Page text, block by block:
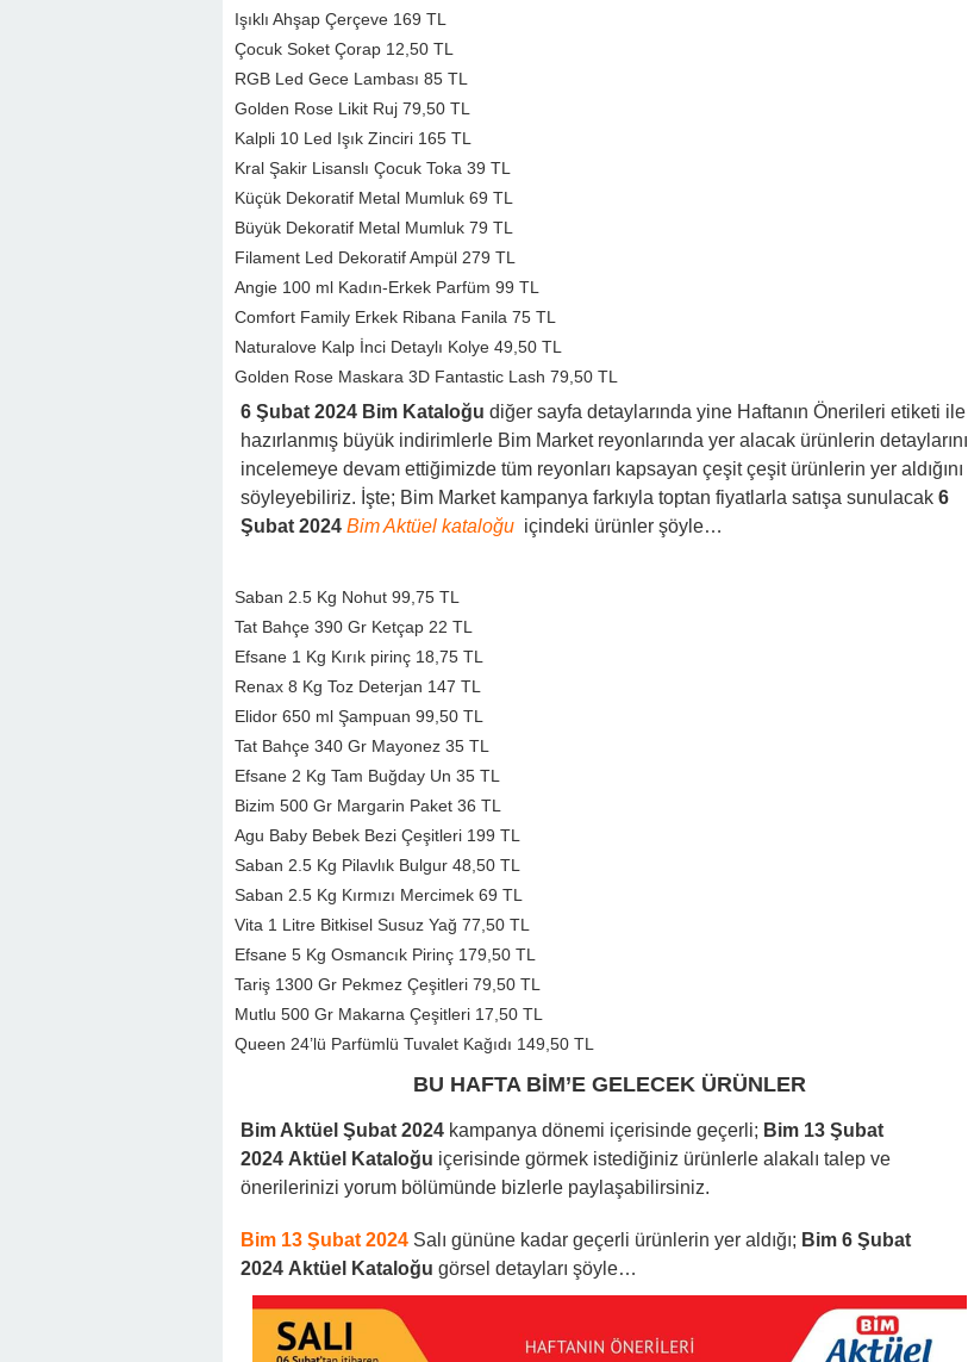
Işıklı Ahşap Çerçeve 169 TL
Çocuk Soket Çorap 12,50 TL
RGB Led Gece Lambası 85 TL
Golden Rose Likit Ruj 79,50 TL
Kalpli 10 Led Işık Zinciri 165 TL
Kral Şakir Lisanslı Çocuk Toka 39 TL
Küçük Dekoratif Metal Mumluk 69 TL
Büyük Dekoratif Metal Mumluk 79 TL
Filament Led Dekoratif Ampül 279 TL
Angie 100 ml Kadın-Erkek Parfüm 99 TL
Comfort Family Erkek Ribana Fanila 75 TL
Naturalove Kalp İnci Detaylı Kolye 49,50 TL
Golden Rose Maskara 3D Fantastic Lash 79,50 TL
6 Şubat 2024 Bim Kataloğu diğer sayfa detaylarında yine Haftanın Önerileri etiketi ile
hazırlanmış büyük indirimlerle Bim Market reyonlarında yer alacak ürünlerin detaylarını
incelemeye devam ettiğimizde tüm reyonları kapsayan çeşit çeşit ürünlerin yer aldığını
söyleyebiliriz. İşte; Bim Market kampanya farkıyla toptan fiyatlarla satışa sunulacak 6
Şubat 2024 Bim Aktüel kataloğu içindeki ürünler şöyle…
Saban 2.5 Kg Nohut 99,75 TL
Tat Bahçe 390 Gr Ketçap 22 TL
Efsane 1 Kg Kırık pirinç 18,75 TL
Renax 8 Kg Toz Deterjan 147 TL
Elidor 650 ml Şampuan 99,50 TL
Tat Bahçe 340 Gr Mayonez 35 TL
Efsane 2 Kg Tam Buğday Un 35 TL
Bizim 500 Gr Margarin Paket 36 TL
Agu Baby Bebek Bezi Çeşitleri 199 TL
Saban 2.5 Kg Pilavlık Bulgur 48,50 TL
Saban 2.5 Kg Kırmızı Mercimek 69 TL
Vita 1 Litre Bitkisel Susuz Yağ 77,50 TL
Efsane 5 Kg Osmancık Pirinç 179,50 TL
Tariş 1300 Gr Pekmez Çeşitleri 79,50 TL
Mutlu 500 Gr Makarna Çeşitleri 17,50 TL
Queen 24’lü Parfümlü Tuvalet Kağıdı 149,50 TL
BU HAFTA BİM’E GELECEK ÜRÜNLER
Bim Aktüel Şubat 2024 kampanya dönemi içerisinde geçerli; Bim 13 Şubat
2024 Aktüel Kataloğu içerisinde görmek istediğiniz ürünlerle alakalı talep ve
önerilerinizi yorum bölümünde bizlerle paylaşabilirsiniz.
Bim 13 Şubat 2024 Salı gününe kadar geçerli ürünlerin yer aldığı; Bim 6 Şubat
2024 Aktüel Kataloğu görsel detayları şöyle…